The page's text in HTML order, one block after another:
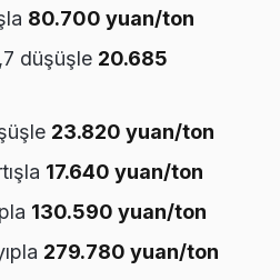
80.700 yuan/ton
düşüşle 20.685
23.820 yuan/ton
17.640 yuan/ton
130.590 yuan/ton
279.780 yuan/ton